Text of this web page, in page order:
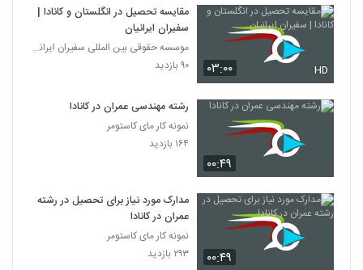
۰۳:۰۰ HD
مقایسه تحصیل در انگلستان و کانادا |
سفیران ایرانیان
موسسه حقوقی بین المللی سفیران ایرانیان
۹۰ بازدید
۰۰:۴۹
رشته مهندسی عمران در کانادا
نمونه کار مای کاستومر
۱۶۴ بازدید
۰۰:۴۹
مدارک مورد نیاز برای تحصیل در رشته
عمران در کانادا
نمونه کار مای کاستومر
۲۹۳ بازدید